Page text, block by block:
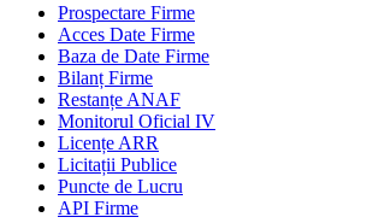
Prospectare Firme
Acces Date Firme
Baza de Date Firme
Bilanț Firme
Restanțe ANAF
Monitorul Oficial IV
Licențe ARR
Licitații Publice
Puncte de Lucru
API Firme